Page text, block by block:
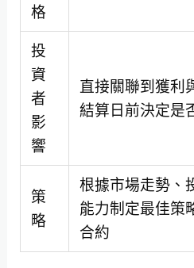
格
投
資
者
影
響
直接關聯到獲利
結算日前決定是
策
略
根據市場走勢、
能力制定最佳策
合約